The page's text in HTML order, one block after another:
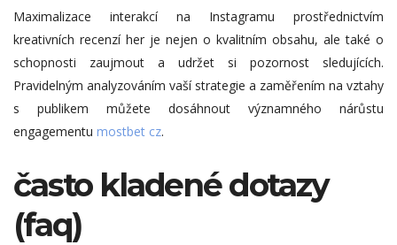
Maximalizace interakcí na Instagramu prostřednictvím
kreativních recenzí her je nejen o kvalitním obsahu, ale také o
schopnosti zaujmout a udržet si pozornost sledujících.
Pravidelným analyzováním vaší strategie a zaměřením na vztahy
s publikem můžete dosáhnout významného nárůstu
engagementu mostbet cz.
často kladené dotazy
(faq)